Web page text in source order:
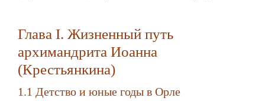
Глава I. Жизненный путь
архимандрита Иоанна
(Крестьянкина)
1.1 Детство и юные годы в Орле